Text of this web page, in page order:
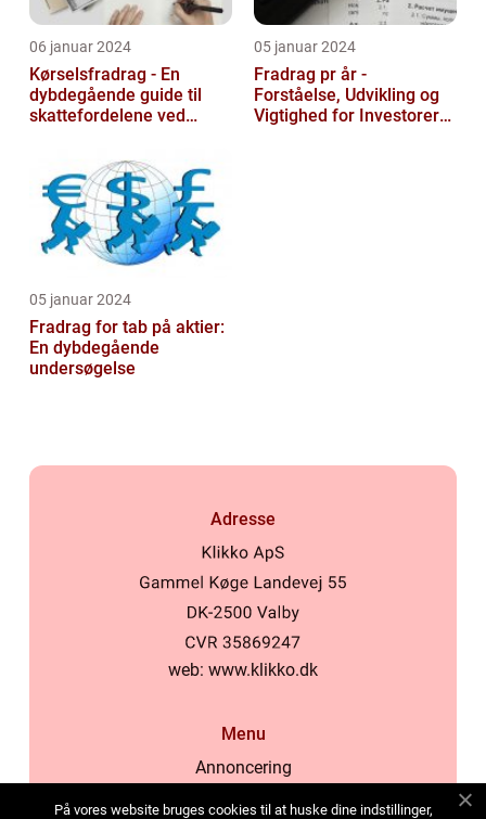
06 januar 2024
Kørselsfradrag - En
dybdegående guide til
skattefordelene ved
05 januar 2024
Fradrag pr år -
Forståelse, Udvikling og
Vigtighed for Investorer
05 januar 2024
Fradrag for tab på aktier:
En dybdegående
undersøgelse
Adresse
web: www.klikko.dk
Menu
Annoncering
På vores website bruges cookies til at huske dine indstillinger,